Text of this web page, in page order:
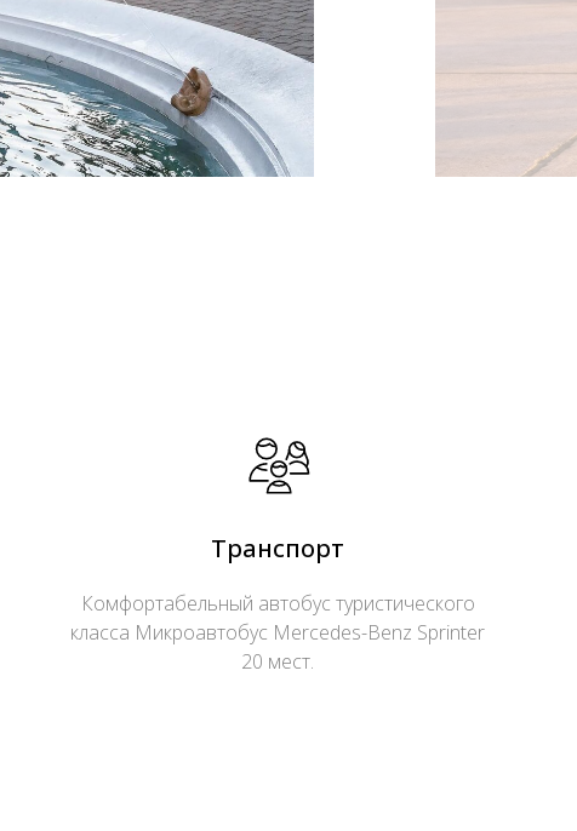
Транспорт
Комфортабельный автобус туристического
класса Микроавтобус Mercedes-Benz Sprinter
20 мест.